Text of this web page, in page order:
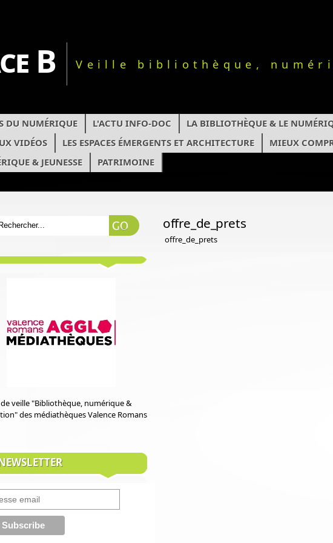
B Veille bibliothèque,
DU NUMÉRIQUE L'ACTU INFO-DOC LA BIBLIOTHÈQUE & LE
VIDÉOS
LES ESPACES ÉMERGENTS ET ARCHITECTURE
MIEUX
& JEUNESSE
PATRIMOINE
offre_de_prets
offre_de_prets
veille "Bibliothèque, numérique &
des médiathèques Valence Romans